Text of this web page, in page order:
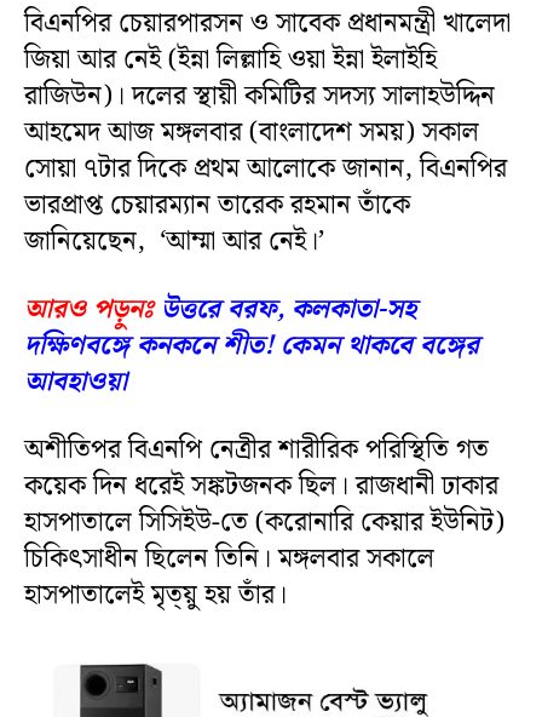
বিএনপির চেয়ারপারসন ও সাবেক প্রধানমন্ত্রী খালেদা
জিয়া আর নেই (ইন্না লিল্লাহি ওয়া ইন্না ইলাইহি
রাজিউন)। দলের স্থায়ী কমিটির সদস্য সালাহউদ্দিন
আহমেদ আজ মঙ্গলবার (বাংলাদেশ সময়) সকাল
সোয়া ৭টার দিকে প্রথম আলোকে জানান, বিএনপির
ভারপ্রাপ্ত চেয়ারম্যান তারেক রহমান তাঁকে
জানিয়েছেন, ‘আম্মা আর নেই।’
আরও পড়ুনঃ উত্তরে বরফ, কলকাতা-সহ
দক্ষিণবঙ্গে কনকনে শীত! কেমন থাকবে বঙ্গের
আবহাওয়া
অশীতিপর বিএনপি নেত্রীর শারীরিক পরিস্থিতি গত
কয়েক দিন ধরেই সঙ্কটজনক ছিল। রাজধানী ঢাকার
হাসপাতালে সিসিইউ-তে (করোনারি কেয়ার ইউনিট)
চিকিৎসাধীন ছিলেন তিনি। মঙ্গলবার সকালে
হাসপাতালেই মৃত্য়ু হয় তাঁর।